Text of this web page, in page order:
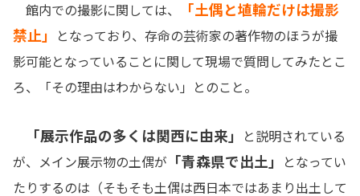
館内での撮影に関しては、
「土偶と埴輪だけは撮影
禁止」
となっており、存命の芸術家の著作物のほうが撮
影可能となっていることに関して現場で質問してみたとこ
ろ、「その理由はわからない」とのこと。
「展示作品の多くは関西に由来」
と説明されている
が、メイン展示物の土偶が
「青森県で出土」
となってい
たりするのは（そもそも土偶は西日本ではあまり出土して